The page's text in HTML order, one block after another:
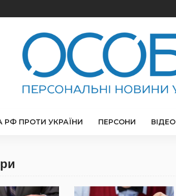
РФ ПРОТИ УКРАЇНИ ПЕРСОНИ ВІДЕО